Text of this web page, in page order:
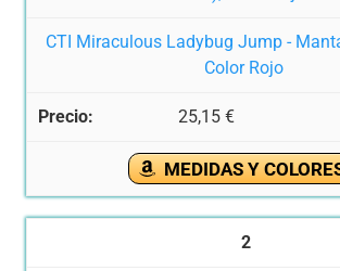
CTI Miraculous Ladybug Jump -
Color Rojo
25,15 €
MEDIDAS Y
2